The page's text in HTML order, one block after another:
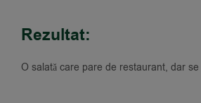
Rezultat:
O salată care pare de restaurant, dar